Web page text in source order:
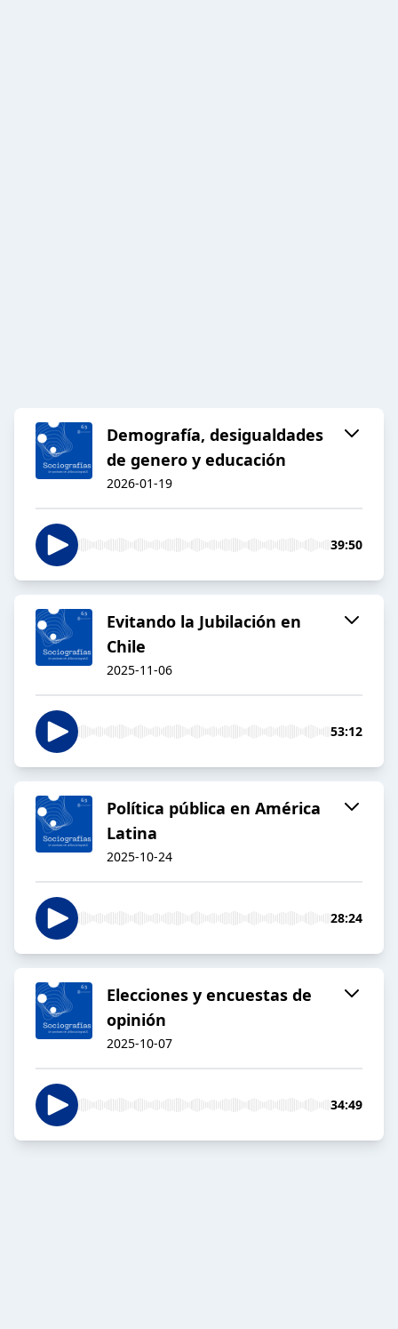
Demografía, desigualdades
de genero y educación
2026-01-19
39:50
Evitando la Jubilación en
Chile
2025-11-06
53:12
Política pública en América
Latina
2025-10-24
28:24
Elecciones y encuestas de
opinión
2025-10-07
34:49